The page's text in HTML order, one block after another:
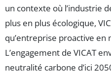
un contexte où l’industrie
plus en plus écologique,
qu’entreprise proactive en
L’engagement de VICAT
neutralité carbone d’ici